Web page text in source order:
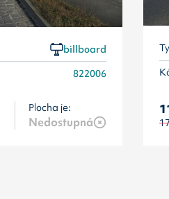
billboard
822006
Plocha je:
Nedostupná